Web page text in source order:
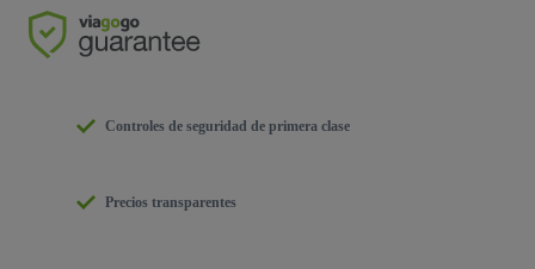
Controles de seguridad de primera clase
Precios transparentes